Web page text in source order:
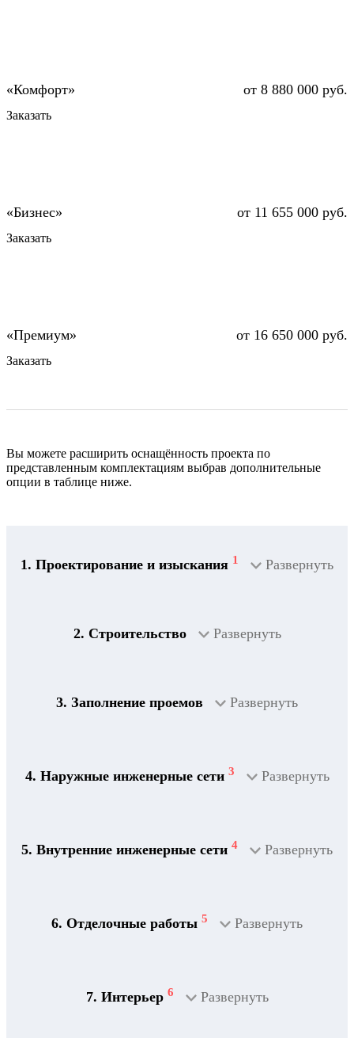
от 8 880 000 руб.
Заказать
от 11 655 000 руб.
Заказать
от 16 650 000 руб.
Заказать
Вы можете расширить оснащённость проекта по
представленным комплектациям выбрав дополнительные
опции в таблице ниже.
1. Проектирование и изыскания 1 Развернуть
2. Строительство Развернуть
3. Заполнение проемов Развернуть
4. Наружные инженерные сети 3 Развернуть
5. Внутренние инженерные сети 4 Развернуть
6. Отделочные работы 5 Развернуть
7. Интерьер 6 Развернуть